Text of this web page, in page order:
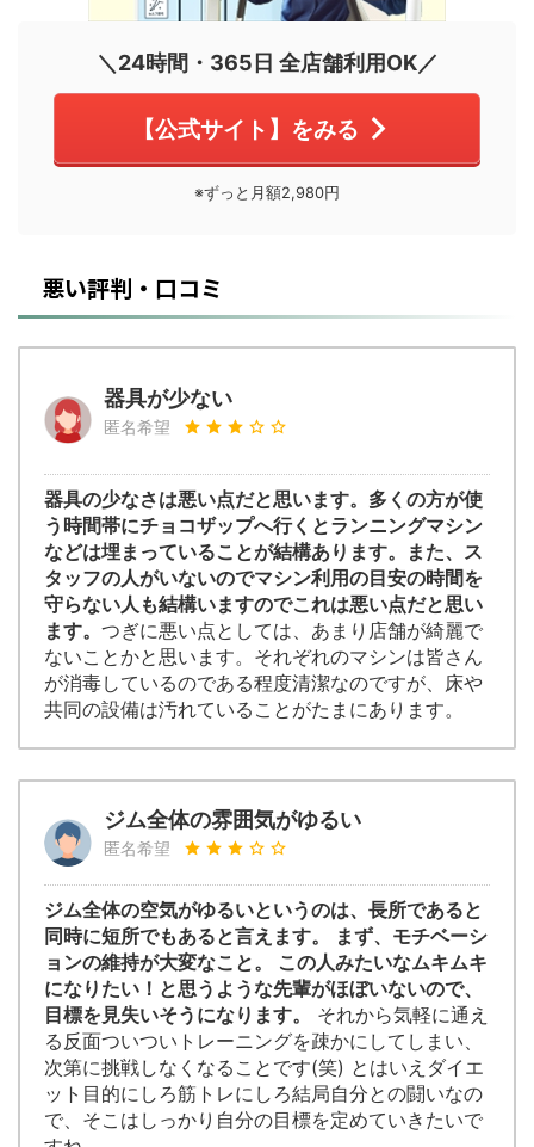
＼24時間・365日 全店舗利用OK／
【公式サイト】をみる
※ずっと月額2,980円
悪い評判・口コミ
器具が少ない
匿名希望
器具の少なさは悪い点だと思います。多くの方が使
う時間帯にチョコザップへ行くとランニングマシン
などは埋まっていることが結構あります。また、ス
タッフの人がいないのでマシン利用の目安の時間を
守らない人も結構いますのでこれは悪い点だと思い
ます。 つぎに悪い点としては、あまり店舗が綺麗で
ないことかと思います。それぞれのマシンは皆さん
が消毒しているのである程度清潔なのですが、床や
共同の設備は汚れていることがたまにあります。
ジム全体の雰囲気がゆるい
匿名希望
ジム全体の空気がゆるいというのは、長所であると
同時に短所でもあると言えます。 まず、モチベーシ
ョンの維持が大変なこと。 この人みたいなムキムキ
になりたい！と思うような先輩がほぼいないので、
目標を見失いそうになります。
それから気軽に通え
る反面ついついトレーニングを疎かにしてしまい、
次第に挑戦しなくなることです(笑) とはいえダイエ
ット目的にしろ筋トレにしろ結局自分との闘いなの
で、そこはしっかり自分の目標を定めていきたいで